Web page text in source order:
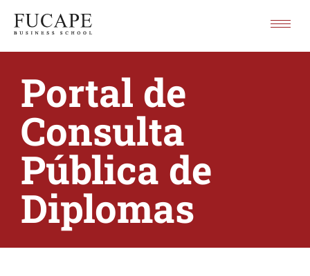
Portal de
Consulta
Pública de
Diplomas